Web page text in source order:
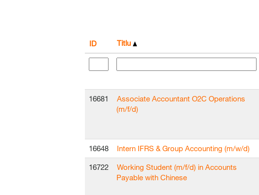
ID Titlu
16681
Associate Accountant O2C Operations
(m/f/d)
16648 Intern IFRS & Group Accounting (m/w/d)
16722
Working Student (m/f/d) in Accounts
Payable with Chinese